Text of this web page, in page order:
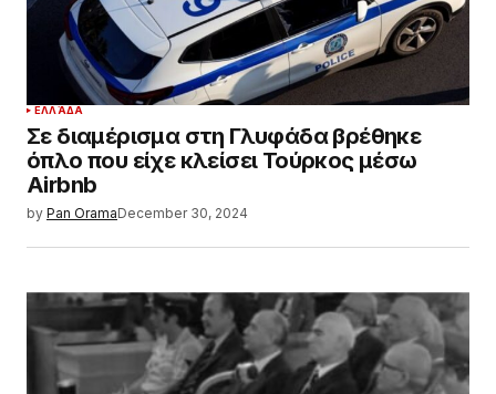
ΕΛΛΆΔΑ
Σε διαμέρισμα στη Γλυφάδα βρέθηκε
όπλο που είχε κλείσει Τούρκος μέσω
Airbnb
by Pan OramaDecember 30, 2024